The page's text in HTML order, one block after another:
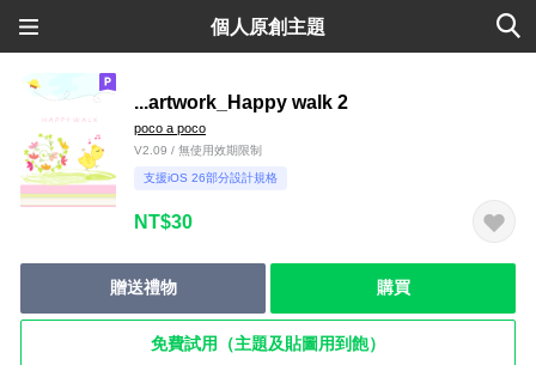
個人原創主題
...artwork_Happy walk 2
poco a poco
V2.09 / 無使用效期限制
支援iOS 26部分設計規格
NT$30
贈送禮物 購買
免費試用（主題及貼圖用到飽）